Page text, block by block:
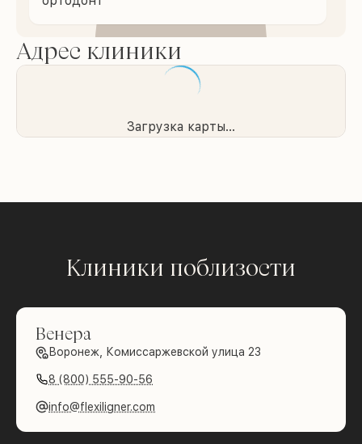
Адрес клиники
Загрузка карты...
Клиники поблизости
Венера
Воронеж, Комиссаржевской улица 23
8 (800) 555-90-56
info@flexiligner.com